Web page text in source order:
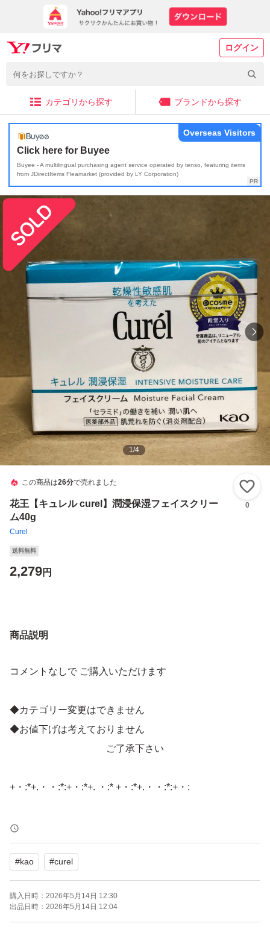
ログイン
カテゴリから探す ブランドから探す
Click here for Buyee
Buyee - A multilingual purchasing agent service operated by tenso, featuring items
from JDirectItems Fleamarket (provided by LY Corporation)
Overseas Visitors
1/4
この商品は26分で売れました
花王【キュレル curel】潤浸保湿フェイスクリー
ム40g
Curel
0
送料無料
2,279円
商品説明
コメントなしで ご購入いただけます
◆カテゴリー変更はできません
◆お値下げは考えておりません
ご了承下さい
+・:*+.・・:*:+・:*+. ・:* +・:*+.・・:*:+・:
花王【キュレル Curel】
潤浸保湿フェイスクリーム
40g
新品・未開封品です。
《購入時期》2026年4月
#kao #curel
購入日時： 2026年5月14日 12:30
出品日時： 2026年5月14日 12:04